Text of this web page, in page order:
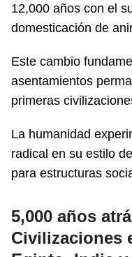
12,000 años con el
domesticación de
Este cambio
asentamientos
primeras
La humanidad
radical en su estilo
para estructuras
5,000 años
Civilizaciones